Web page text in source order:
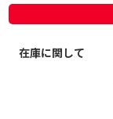
在庫に関して